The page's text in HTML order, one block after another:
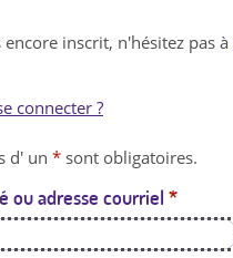
n
t
a
encore inscrit, n'hésitez pas à
connecter ?
d' un * sont obligatoires.
ou adresse courriel *